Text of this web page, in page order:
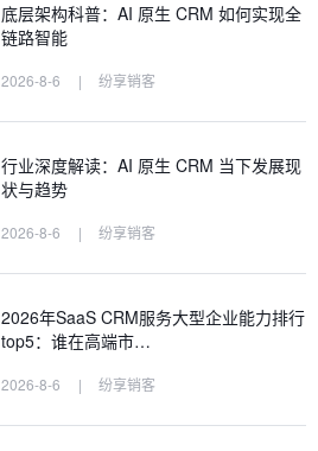
底层架构科普：AI 原生 CRM 如何实现全
链路智能
2026-8-6 | 纷享销客
行业深度解读：AI 原生 CRM 当下发展现
状与趋势
2026-8-6 | 纷享销客
2026年SaaS CRM服务大型企业能力排行
top5：谁在高端市…
2026-8-6 | 纷享销客